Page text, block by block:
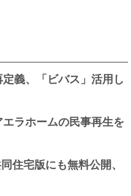
義、「ビバス」活用し
ラホームの民事再生を
住宅版にも無料公開、